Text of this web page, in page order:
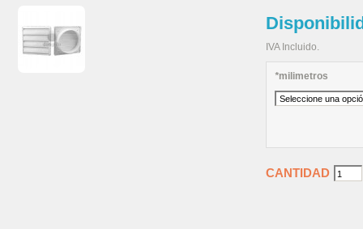
IVA Incluido.
*milimetros
CANTIDAD